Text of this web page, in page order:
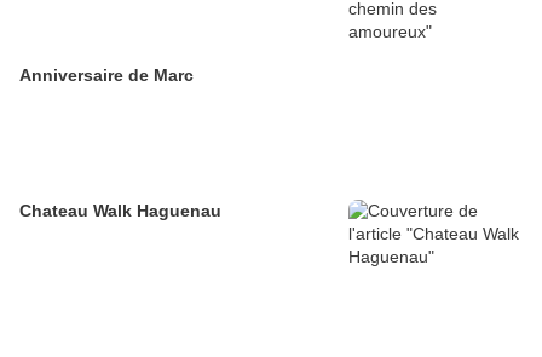
Anniversaire de Marc
Chateau Walk Haguenau